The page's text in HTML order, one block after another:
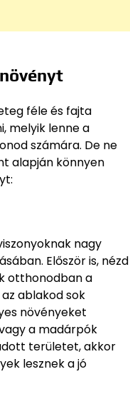
féle és fajta
melyik lenne a
számára. De ne
alapján könnyen
nagy
Először is, nézd
otthonodban a
ablakod sok
növényeket
a madárpók
területet, akkor
lesznek a jó